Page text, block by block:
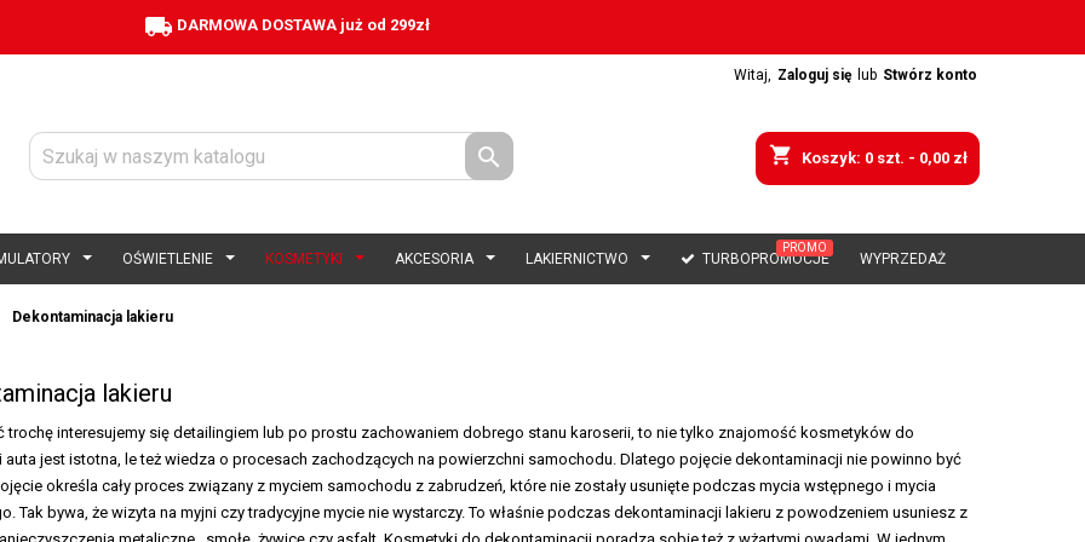
local_shipping DARMOWA DOSTAWA już od 299zł
Witaj, Zaloguj się lub Stwórz konto
shopping_cart Koszyk: 0 szt. - 0,00 zł

OŚWIETLENIE KOSMETYKI AKCESORIA LAKIERNICTWO TURBOPROMOCJE
PROMO
WYPRZEDAŻ
Dekontaminacja lakieru
lakieru
trochę interesujemy się detailingiem lub po prostu zachowaniem dobrego stanu karoserii, to nie tylko znajomość kosmetyków do
auta jest istotna, le też wiedza o procesach zachodzących na powierzchni samochodu. Dlatego pojęcie dekontaminacji nie powinno być
określa cały proces związany z myciem samochodu z zabrudzeń, które nie zostały usunięte podczas mycia wstępnego i mycia
Tak bywa, że wizyta na myjni czy tradycyjne mycie nie wystarczy. To właśnie podczas dekontaminacji lakieru z powodzeniem usuniesz z